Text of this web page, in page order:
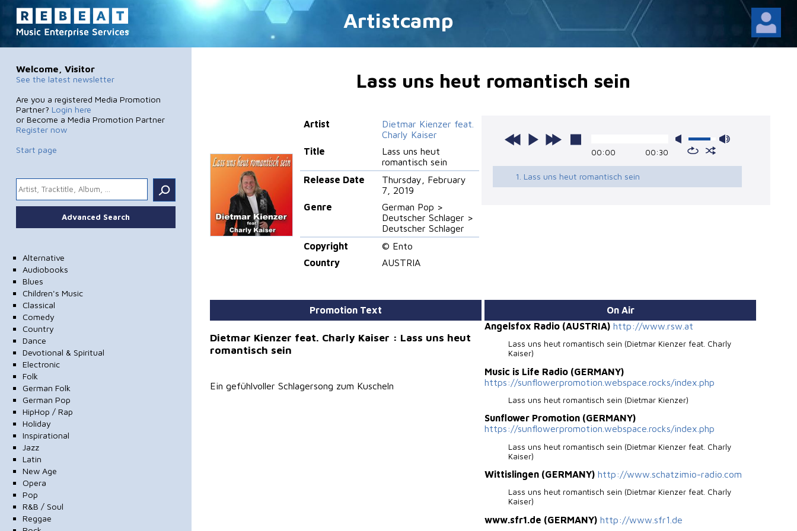
Artistcamp
Welcome, Visitor
See the latest newsletter
Are you a registered Media Promotion
Partner? Login here
or Become a Media Promotion Partner
Register now
Start page
.
Advanced Search
Alternative
Audiobooks
Blues
Children's Music
Classical
Comedy
Country
Dance
Devotional & Spiritual
Electronic
Folk
German Folk
German Pop
HipHop / Rap
Holiday
Inspirational
Jazz
Latin
New Age
Opera
Pop
R&B / Soul
Reggae
Lass uns heut romantisch sein
Artist
Dietmar Kienzer feat.
Charly Kaiser
Title
Lass uns heut
romantisch sein
Release Date
Thursday, February
7, 2019
Genre
German Pop >
Deutscher Schlager >
Deutscher Schlager
Copyright
© Ento
Country
AUSTRIA
00:00 00:30
1. Lass uns heut romantisch sein
Promotion Text
Dietmar Kienzer feat. Charly Kaiser : Lass uns heut
romantisch sein
Ein gefühlvoller Schlagersong zum Kuscheln
On Air
Angelsfox Radio (AUSTRIA) http://www.rsw.at
Lass uns heut romantisch sein (Dietmar Kienzer feat. Charly
Kaiser)
Music is Life Radio (GERMANY)
https://sunflowerpromotion.webspace.rocks/index.php
Lass uns heut romantisch sein (Dietmar Kienzer)
Sunflower Promotion (GERMANY)
https://sunflowerpromotion.webspace.rocks/index.php
Lass uns heut romantisch sein (Dietmar Kienzer feat. Charly
Kaiser)
Wittislingen (GERMANY) http://www.schatzimio-radio.com
Lass uns heut romantisch sein (Dietmar Kienzer feat. Charly
Kaiser)
www.sfr1.de (GERMANY) http://www.sfr1.de